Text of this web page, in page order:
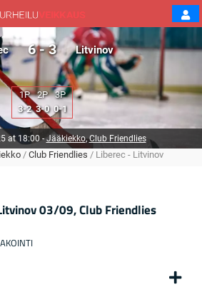
6 - 3 Litvinov
1P 2P
3P
3-2 3-0 0-1
at 18:00-Jääkiekko,Club Friendlies
/ Club Friendlies / Liberec - Litvinov
03/09, Club Friendlies